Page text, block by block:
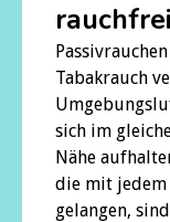
Tabakrauch
sich im
Nähe
die mit jedem
gelangen,